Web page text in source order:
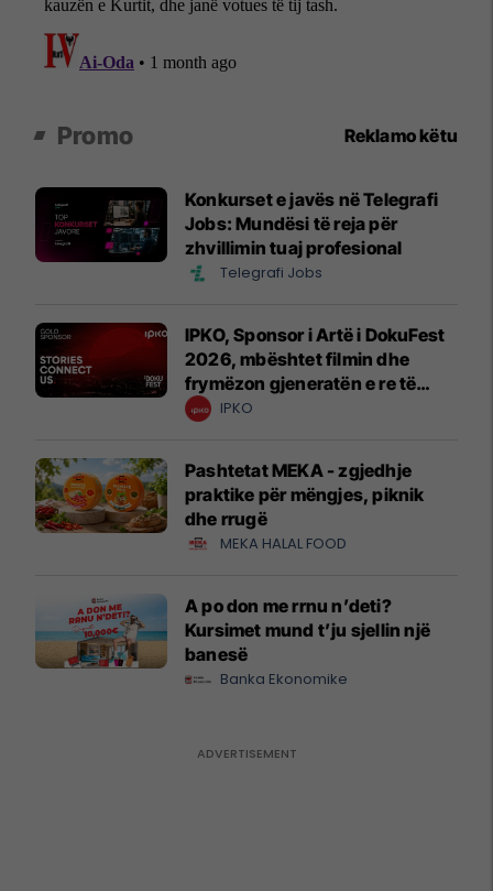
Promo Reklamo këtu
Konkurset e javës në Telegrafi
Jobs: Mundësi të reja për
zhvillimin tuaj profesional
Telegrafi Jobs
IPKO, Sponsor i Artë i DokuFest
2026, mbështet filmin dhe
frymëzon gjeneratën e re të
krijuesve
IPKO
Pashtetat MEKA - zgjedhje
praktike për mëngjes, piknik
dhe rrugë
MEKA HALAL FOOD
A po don me rrnu n’deti?
Kursimet mund t’ju sjellin një
banesë
Banka Ekonomike